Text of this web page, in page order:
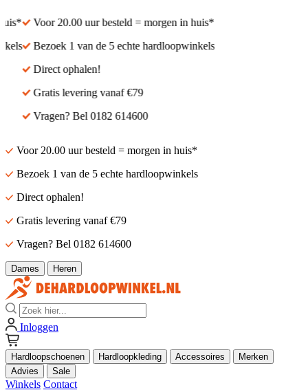
Voor 20.00 uur besteld = morgen in huis*
Bezoek 1 van de 5 echte hardloopwinkels
Direct ophalen!
Gratis levering vanaf €79
Vragen? Bel 0182 614600
Voor 20.00 uur besteld = morgen in huis*
Bezoek 1 van de 5 echte hardloopwinkels
Direct ophalen!
Gratis levering vanaf €79
Vragen? Bel 0182 614600
Dames Heren
Zoek
Inloggen
Hardloopschoenen Hardloopkleding Accessoires
Merken
Advies
Sale
Winkels Contact